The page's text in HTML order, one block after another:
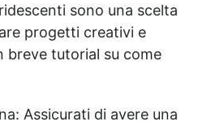
sono una scelta
progetti creativi e
breve tutorial su come
Assicurati di avere una